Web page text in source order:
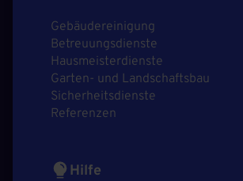
Gebäudereinigung
Betreuungsdienste
Hausmeisterdienste
Garten- und Landschaftsbau
Sicherheitsdienste
Referenzen
Hilfe